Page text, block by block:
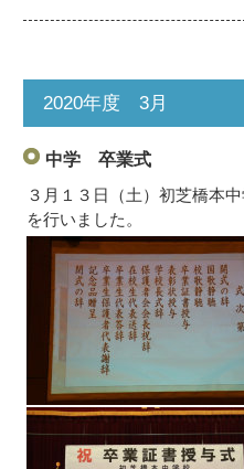
2020年度 3月
中学 卒業式
３月１３日（土）初芝橋本
を行いました。